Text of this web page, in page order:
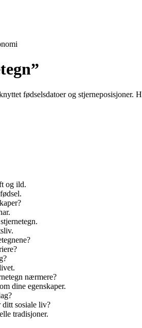
fødselsdatoer og
og ild.
nærmere?
dine egenskaper.
ditt sosiale liv?
tradisjoner.